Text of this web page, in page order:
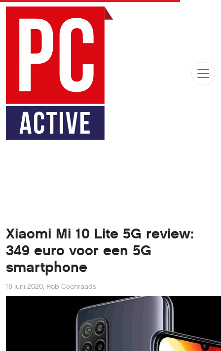
Xiaomi Mi 10 Lite 5G review:
349 euro voor een 5G
smartphone
18 juni 2020, Rob Coenraads